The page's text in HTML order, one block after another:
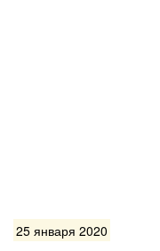
25 января 2020